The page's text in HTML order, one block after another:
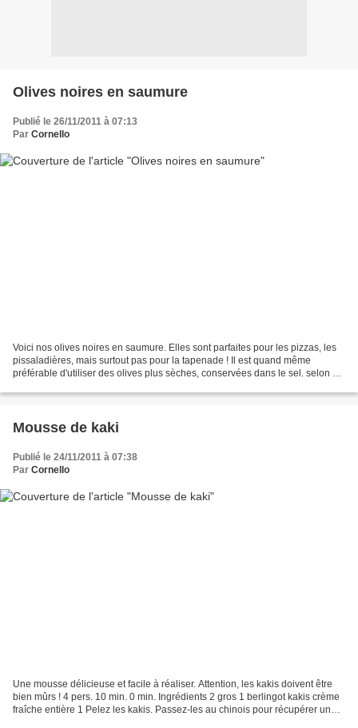
Olives noires en saumure
Publié le 26/11/2011 à 07:13
Par Cornello
Voici nos olives noires en saumure. Elles sont parfaites pour les pizzas, les
pissaladières, mais surtout pas pour la tapenade ! Il est quand même
préférable d'utiliser des olives plus sèches, conservées dans le sel. selon 10
Mousse de kaki
Publié le 24/11/2011 à 07:38
Par Cornello
Une mousse délicieuse et facile à réaliser. Attention, les kakis doivent être
bien mûrs ! 4 pers. 10 min. 0 min. Ingrédients 2 gros 1 berlingot kakis crème
fraîche entière 1 Pelez les kakis. Passez-les au chinois pour récupérer une